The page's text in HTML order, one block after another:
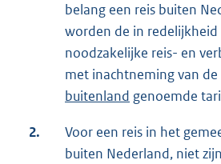
belang een reis buiten
worden de in redelijkheid
noodzakelijke reis- en
met inachtneming van
buitenland genoemde
2.
Voor een reis in het
buiten Nederland, niet